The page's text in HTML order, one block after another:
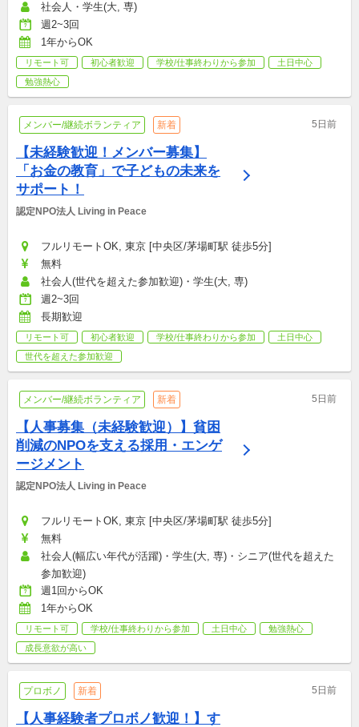
社会人・学生(大, 専)
週2~3回
1年からOK
リモート可 初心者歓迎 学校/仕事終わりから参加
土日中心
勉強熱心
メンバー/継続ボランティア 新着 5日前
【未経験歓迎！メンバー募集】
「お金の教育」で子どもの未来を
サポート！
認定NPO法人 Living in Peace
フルリモートOK, 東京 [中央区/茅場町駅 徒歩5分]
無料
社会人(世代を超えた参加歓迎)・学生(大, 専)
週2~3回
長期歓迎
リモート可 初心者歓迎 学校/仕事終わりから参加
土日中心
世代を超えた参加歓迎
メンバー/継続ボランティア 新着 5日前
【人事募集（未経験歓迎）】貧困
削減のNPOを支える採用・エンゲ
ージメント
認定NPO法人 Living in Peace
フルリモートOK, 東京 [中央区/茅場町駅 徒歩5分]
無料
社会人(幅広い年代が活躍)・学生(大, 専)・シニア(世代を超えた
参加歓迎)
週1回からOK
1年からOK
リモート可 学校/仕事終わりから参加 土日中心
勉強熱心
成長意欲が高い
プロボノ 新着 5日前
【人事経験者プロボノ歓迎！】す